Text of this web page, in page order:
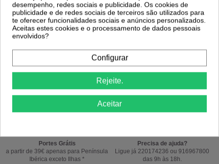
Comprar
Portes Grátis
a partir de 39€ apenas para Península
Ibérica exceto Ilhas *
Precisa de ajuda?
Ligue já 220174236 ou 916967800
das 9h às 18h.
desempenho, redes sociais e publicidade. Os cookies de
publicidade e de redes sociais de terceiros são utilizados para
te oferecer funcionalidades sociais e anúncios personalizados.
Aceitas estes cookies e o processamento de dados pessoais
envolvidos?
Configurar
Rejeite.
Aceitar